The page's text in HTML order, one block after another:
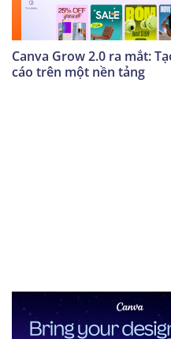
Canva Grow 2.0 ra mắt:
cáo trên một nền tảng